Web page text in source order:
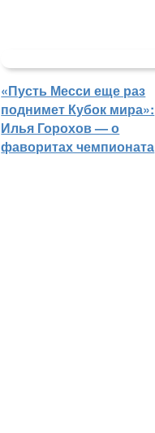
«Пусть Месси еще раз
поднимет Кубок мира»:
Илья Горохов — о
фаворитах чемпионата